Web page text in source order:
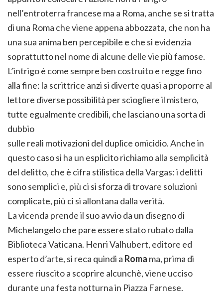
nell’entroterra francese ma a Roma, anche se si tratta
di una Roma che viene appena abbozzata, che non ha
una sua anima ben percepibile e che si evidenzia
soprattutto nel nome di alcune delle vie più famose.
L’intrigo è come sempre ben costruito e regge fino
alla fine: la scrittrice anzi si diverte quasi a proporre al
lettore diverse possibilità per sciogliere il mistero,
tutte egualmente credibili, che lasciano una sorta di
dubbio
sulle reali motivazioni del duplice omicidio. Anche in
questo caso si ha un esplicito richiamo alla semplicità
del delitto, che è cifra stilistica della Vargas: i delitti
sono semplici e, più ci si sforza di trovare soluzioni
complicate, più ci si allontana dalla verità.
La vicenda prende il suo avvio da un disegno di
Michelangelo che pare essere stato rubato dalla
Biblioteca Vaticana. Henri Valhubert, editore ed
esperto d’arte, si reca quindi a Roma ma, prima di
essere riuscito a scoprire alcunchè, viene ucciso
durante una festa notturna in Piazza Farnese.